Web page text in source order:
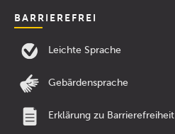
BARRIEREFREI
Leichte Sprache
Gebärdensprache
Erklärung zu Barrierefreiheit